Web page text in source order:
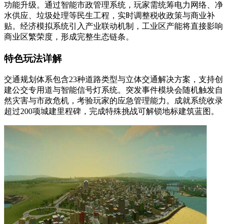
功能升级。通过智能市政管理系统，玩家需统筹电力网络、净
水供应、垃圾处理等民生工程，实时调整税收政策与商业补
贴。经济模拟系统引入产业联动机制，工业区产能将直接影响
商业区繁荣度，形成完整生态链条。
特色玩法详解
交通规划体系包含23种道路类型与立体交通解决方案，支持创
建公交专用道与智能信号灯系统。突发事件模块会随机触发自
然灾害与市政危机，考验玩家的应急管理能力。成就系统收录
超过200项城建里程碑，完成特殊挑战可解锁地标建筑蓝图。